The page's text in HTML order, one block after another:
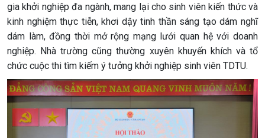
gia khởi nghiệp đa ngành, mang lại cho sinh viên kiến thức và
kinh nghiệm thực tiễn, khơi dậy tinh thần sáng tạo dám nghĩ
dám làm, đồng thời mở rộng mạng lưới quan hệ với doanh
nghiệp. Nhà trường cũng thường xuyên khuyến khích và tổ
chức cuộc thi tìm kiếm ý tưởng khởi nghiệp sinh viên TDTU.